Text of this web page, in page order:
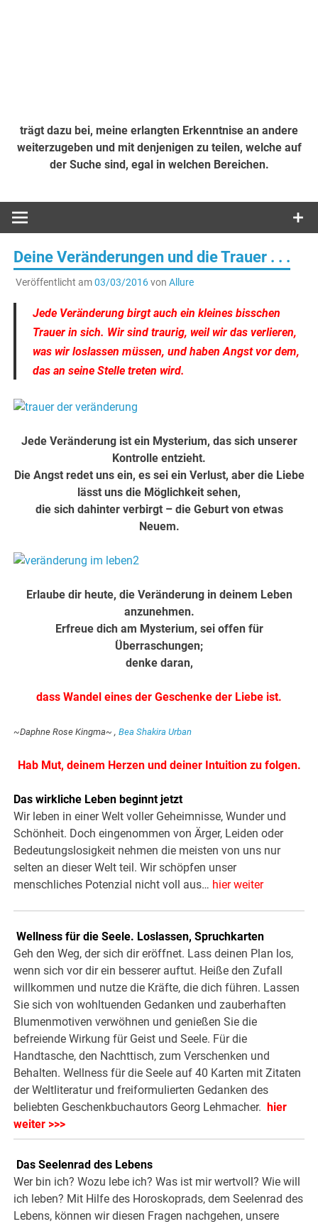
trägt dazu bei, meine erlangten Erkenntnise an andere
weiterzugeben und mit denjenigen zu teilen, welche auf
der Suche sind, egal in welchen Bereichen.
Deine Veränderungen und die Trauer . . .
Veröffentlicht am03/03/2016von Allure
Jede Veränderung birgt auch ein kleines bisschen
Trauer in sich. Wir sind traurig, weil wir das verlieren,
was wir loslassen müssen, und haben Angst vor dem,
das an seine Stelle treten wird.
Jede Veränderung ist ein Mysterium, das sich unserer
Kontrolle entzieht.
Die Angst redet uns ein, es sei ein Verlust, aber die Liebe
lässt uns die Möglichkeit sehen,
die sich dahinter verbirgt – die Geburt von etwas
Neuem.
Erlaube dir heute, die Veränderung in deinem Leben
anzunehmen.
Erfreue dich am Mysterium, sei offen für
Überraschungen;
denke daran,
dass Wandel eines der Geschenke der Liebe ist.
~Daphne Rose Kingma~ ,Bea Shakira Urban
Hab Mut, deinem Herzen und deiner Intuition zu folgen.
Das wirkliche Leben beginnt jetzt
Wir leben in einer Welt voller Geheimnisse, Wunder und
Schönheit. Doch eingenommen von Ärger, Leiden oder
Bedeutungslosigkeit nehmen die meisten von uns nur
selten an dieser Welt teil. Wir schöpfen unser
menschliches Potenzial nicht voll aus… hier weiter
.Wellness für die Seele. Loslassen, Spruchkarten
Geh den Weg, der sich dir eröffnet. Lass deinen Plan los,
wenn sich vor dir ein besserer auftut. Heiße den Zufall
willkommen und nutze die Kräfte, die dich führen. Lassen
Sie sich von wohltuenden Gedanken und zauberhaften
Blumenmotiven verwöhnen und genießen Sie die
befreiende Wirkung für Geist und Seele. Für die
Handtasche, den Nachttisch, zum Verschenken und
Behalten. Wellness für die Seele auf 40 Karten mit Zitaten
der Weltliteratur und freiformulierten Gedanken des
beliebten Geschenkbuchautors Georg Lehmacher.
hier
weiter >>>
Das Seelenrad des Lebens
Wer bin ich? Wozu lebe ich? Was ist mir wertvoll? Wie will
ich leben? Mit Hilfe des Horoskoprads, dem Seelenrad des
Lebens, können wir diesen Fragen nachgehen, unsere